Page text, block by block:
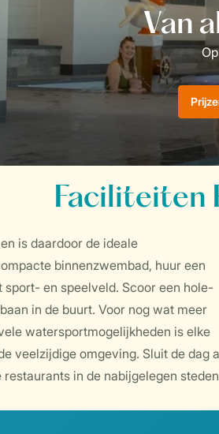
Faciliteiten
is daardoor de ideale
binnenzwembad, huur een
en speelveld. Scoor een hole-
in de buurt. Voor nog wat meer
watersportmogelijkheden is elke
veelzijdige omgeving. Sluit de dag
in de nabijgelegen